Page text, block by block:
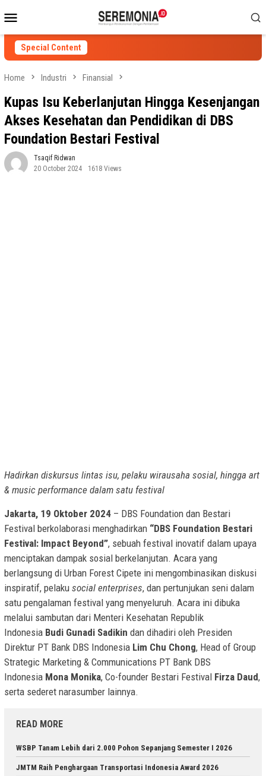
to
contentMenu
Special Content
Home Industri Finansial
Kupas Isu Keberlanjutan Hingga Kesenjangan
Akses Kesehatan dan Pendidikan di DBS
Foundation Bestari Festival
Tsaqif Ridwan
20 October 2024
1618 Views
Hadirkan diskursus lintas isu, pelaku wirausaha sosial, hingga art
& music performance dalam satu festival
Jakarta, 19 Oktober 2024 – DBS Foundation dan Bestari
Festival berkolaborasi menghadirkan “DBS Foundation Bestari
Festival: Impact Beyond”, sebuah festival inovatif dalam upaya
menciptakan dampak sosial berkelanjutan. Acara yang
berlangsung di Urban Forest Cipete ini mengombinasikan diskusi
inspiratif, pelaku social enterprises, dan pertunjukan seni dalam
satu pengalaman festival yang menyeluruh. Acara ini dibuka
melalui sambutan dari Menteri Kesehatan Republik
Indonesia Budi Gunadi Sadikin dan dihadiri oleh Presiden
Direktur PT Bank DBS Indonesia Lim Chu Chong, Head of Group
Strategic Marketing & Communications PT Bank DBS
Indonesia Mona Monika, Co-founder Bestari Festival Firza Daud,
serta sederet narasumber lainnya.
READ MORE
WSBP Tanam Lebih dari 2.000 Pohon Sepanjang Semester I 2026
JMTM Raih Penghargaan Transportasi Indonesia Award 2026